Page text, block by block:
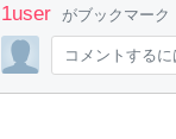
1user がブックマーク
コメントする